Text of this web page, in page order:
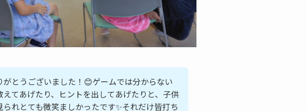
とうございました！😊ゲームでは分からない
てあげたり、ヒントを出してあげたりと、子供
れとても微笑ましかったです✨それだけ皆打ち